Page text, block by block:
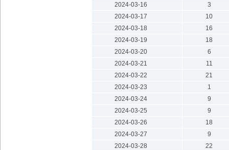
2024-03-16
3
2024-03-17
10
2024-03-18
16
2024-03-19
18
2024-03-20
6
2024-03-21
11
2024-03-22
21
2024-03-23
1
2024-03-24
9
2024-03-25
9
2024-03-26
18
2024-03-27
9
2024-03-28
22